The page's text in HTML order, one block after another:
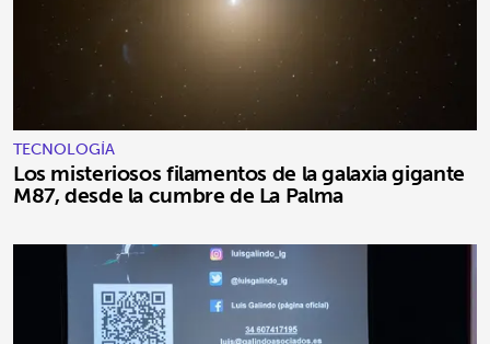
TECNOLOGÍA
Los misteriosos filamentos de la galaxia gigante
M87, desde la cumbre de La Palma